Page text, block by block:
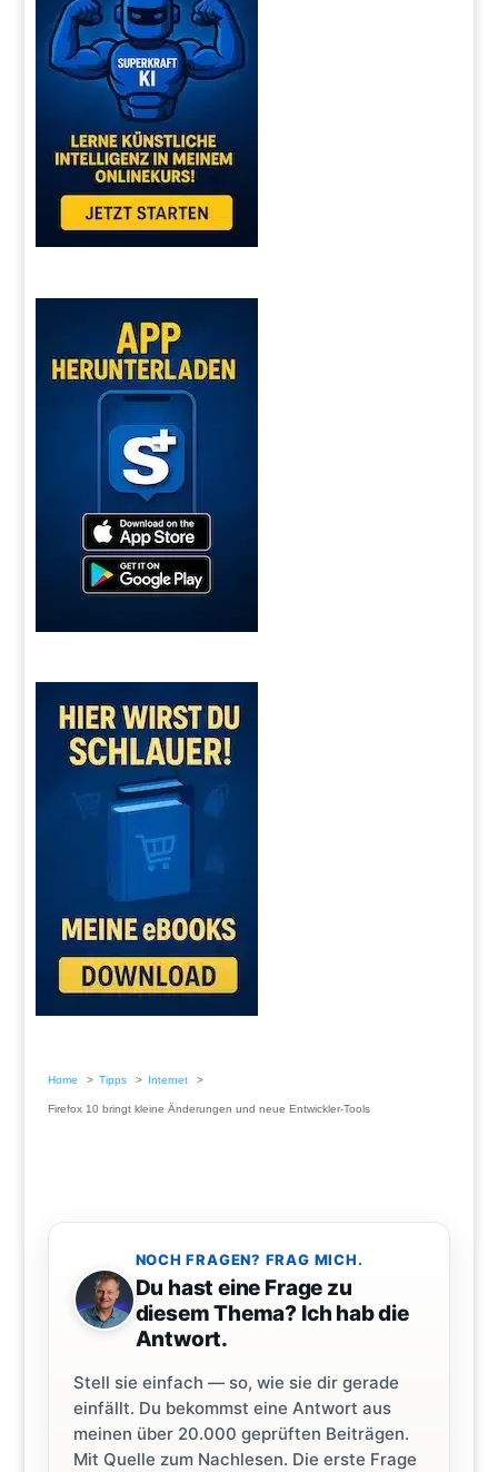
Home Tipps Internet
Firefox 10 bringt kleine Änderungen und neue Entwickler-Tools
NOCH FRAGEN? FRAG MICH.
Du hast eine Frage zu
diesem Thema? Ich hab die
Antwort.
Stell sie einfach — so, wie sie dir gerade
einfällt. Du bekommst eine Antwort aus
meinen über 20.000 geprüften Beiträgen.
Mit Quelle zum Nachlesen. Die erste Frage